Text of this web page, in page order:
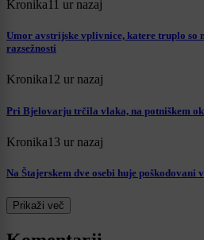
Kronika11 ur nazaj
Umor avstrijske vplivnice, katere truplo so
razsežnosti
Kronika12 ur nazaj
Pri Bjelovarju trčila vlaka, na potniškem
Kronika13 ur nazaj
Na Štajerskem dve osebi huje poškodovani
Prikaži več